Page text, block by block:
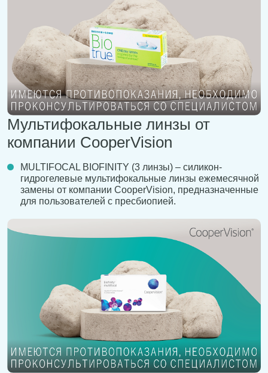
Мультифокальные линзы от
компании CooperVision
MULTIFOCAL BIOFINITY (3 линзы) – силикон-
гидрогелевые мультифокальные линзы ежемесячной
замены от компании CooperVision, предназначенные
для пользователей с пресбиопией.